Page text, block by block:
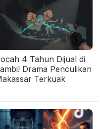
4 Tahun Dijual di
Drama Penculikan
Terkuak